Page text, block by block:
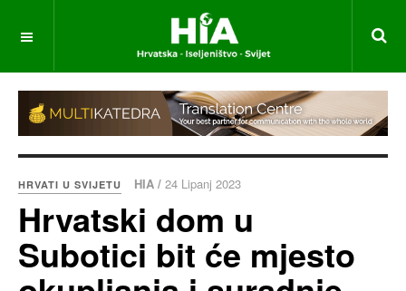
HRVATI U SVIJETU HIA / 24 Lipanj 2023
Hrvatski dom u
Subotici bit će mjesto